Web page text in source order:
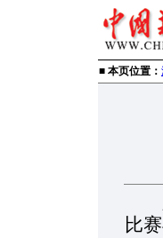
■ 本页位置：
又
比